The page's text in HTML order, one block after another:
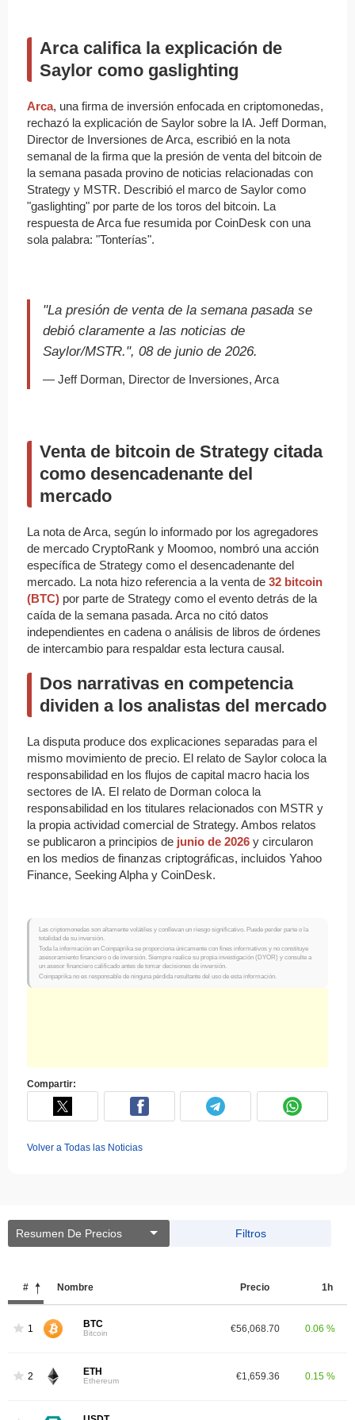
Arca califica la explicación de
Saylor como gaslighting
Arca, una firma de inversión enfocada en criptomonedas,
rechazó la explicación de Saylor sobre la IA. Jeff Dorman,
Director de Inversiones de Arca, escribió en la nota
semanal de la firma que la presión de venta del bitcoin de
la semana pasada provino de noticias relacionadas con
Strategy y MSTR. Describió el marco de Saylor como
"gaslighting" por parte de los toros del bitcoin. La
respuesta de Arca fue resumida por CoinDesk con una
sola palabra: "Tonterías".
"La presión de venta de la semana pasada se
debió claramente a las noticias de
Saylor/MSTR.", 08 de junio de 2026.
— Jeff Dorman, Director de Inversiones, Arca
Venta de bitcoin de Strategy citada
como desencadenante del
mercado
La nota de Arca, según lo informado por los agregadores
de mercado CryptoRank y Moomoo, nombró una acción
específica de Strategy como el desencadenante del
mercado. La nota hizo referencia a la venta de 32 bitcoin
(BTC) por parte de Strategy como el evento detrás de la
caída de la semana pasada. Arca no citó datos
independientes en cadena o análisis de libros de órdenes
de intercambio para respaldar esta lectura causal.
Dos narrativas en competencia
dividen a los analistas del mercado
La disputa produce dos explicaciones separadas para el
mismo movimiento de precio. El relato de Saylor coloca la
responsabilidad en los flujos de capital macro hacia los
sectores de IA. El relato de Dorman coloca la
responsabilidad en los titulares relacionados con MSTR y
la propia actividad comercial de Strategy. Ambos relatos
se publicaron a principios de junio de 2026 y circularon
en los medios de finanzas criptográficas, incluidos Yahoo
Finance, Seeking Alpha y CoinDesk.
Las criptomonedas son altamente volátiles y conllevan un riesgo significativo. Puede perder parte o la
totalidad de su inversión.
Toda la información en Coinpaprika se proporciona únicamente con fines informativos y no constituye
asesoramiento financiero o de inversión. Siempre realice su propia investigación (DYOR) y consulte a
un asesor financiero calificado antes de tomar decisiones de inversión.
Coinpaprika no es responsable de ninguna pérdida resultante del uso de esta información.
Compartir:
Volver a Todas las Noticias
Resumen De Precios Filtros
# Nombre Precio 1h
1 BTC
Bitcoin €56,068.70 0.06 %
2 ETH
Ethereum €1,659.36 0.15 %